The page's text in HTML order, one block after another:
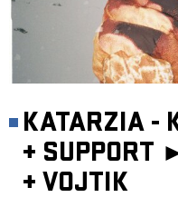
KATARZIA -
+ SUPPORT
+ VOJTIK